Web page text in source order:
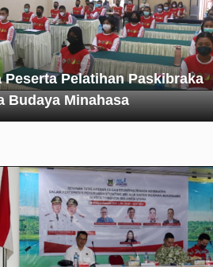
Peserta Pelatihan Paskibraka
Budaya Minahasa